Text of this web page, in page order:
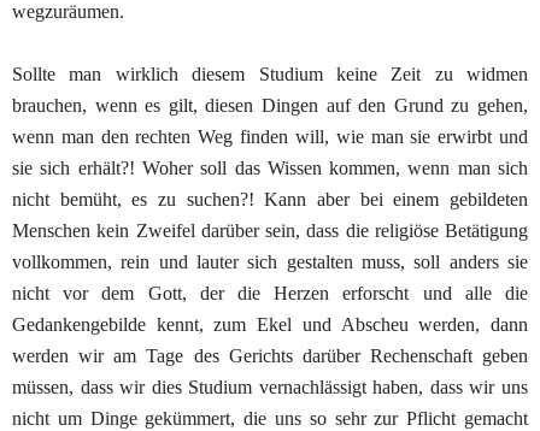
wegzuräumen.
Sollte man wirklich diesem Studium keine Zeit zu widmen
brauchen, wenn es gilt, diesen Dingen auf den Grund zu gehen,
wenn man den rechten Weg finden will, wie mansie erwirbt und
sie sich erhält?! Woher soll das Wissenkommen, wenn man sich
nicht bemüht, es zu suchen?! Kann aber bei einem gebildeten
Menschen kein Zweifel darüber sein, dass die religiöse Betätigung
vollkommen, rein und lautersich gestalten muss, soll anders sie
nicht vor dem Gott, der die Herzen erforscht und alle die
Gedankengebilde kennt,zum Ekel und Abscheu werden, dann
werden wir am Tage des Gerichts darüber Rechenschaft geben
müssen, dass wir dies Studium vernachlässigthaben, dass wir uns
nicht um Dinge gekümmert, die uns so sehr zur Pflicht gemacht